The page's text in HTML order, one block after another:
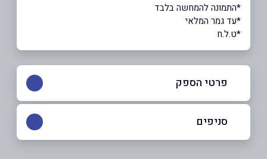
*התמונה להמחשה בלבד
*עד גמר המלאי
*ט.ל.ח
פרטי הספק
סניפים